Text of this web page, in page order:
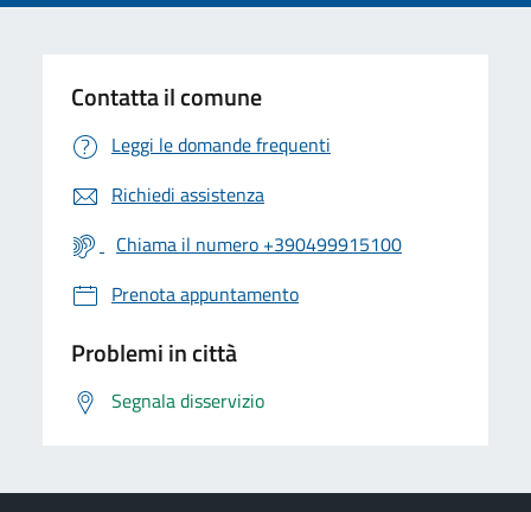
Contatta il comune
Leggi le domande frequenti
Richiedi assistenza
Chiama il numero +390499915100
Prenota appuntamento
Problemi in città
Segnala disservizio